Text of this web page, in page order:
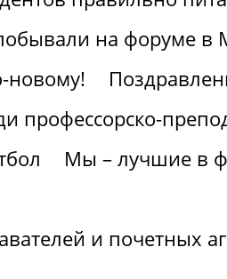
на форуме в
новому!
профессорско-
Мы – лучшие в
и почетных